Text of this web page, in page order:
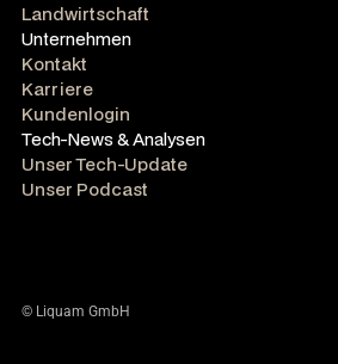
Landwirtschaft
Unternehmen
Kontakt
Karriere
Kundenlogin
Tech-News & Analysen
Unser Tech-Update
Unser Podcast
© Liquam GmbH